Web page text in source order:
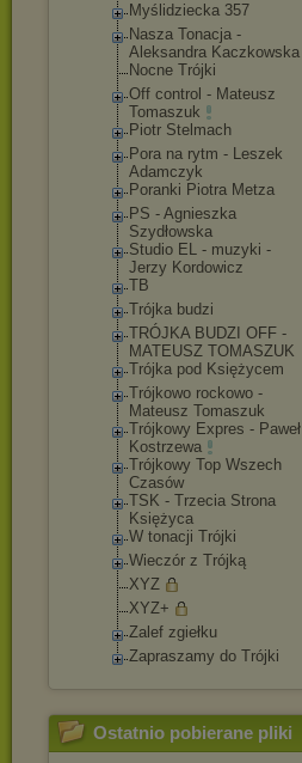
Myślidziecka 357
Nasza Tonacja -
Aleksandra Kaczkowska
Nocne Trójki
Off control - Mateusz
Tomaszuk
Piotr Stelmach
Pora na rytm - Leszek
Adamczyk
Poranki Piotra Metza
PS - Agnieszka
Szydłowska
Studio EL - muzyki -
Jerzy Kordowicz
TB
Trójka budzi
TRÓJKA BUDZI OFF -
MATEUSZ TOMASZUK
Trójka pod Księżycem
Trójkowo rockowo -
Mateusz Tomaszuk
Trójkowy Expres - Paweł
Kostrzewa
Trójkowy Top Wszech
Czasów
TSK - Trzecia Strona
Księżyca
W tonacji Trójki
Wieczór z Trójką
XYZ
XYZ+
Zalef zgiełku
Zapraszamy do Trójki
Ostatnio pobierane pliki